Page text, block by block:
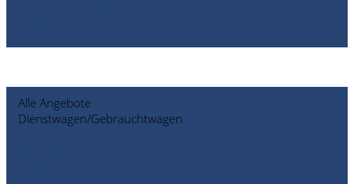
Alle Angebote
Dienstwagen/Gebrauchtwagen